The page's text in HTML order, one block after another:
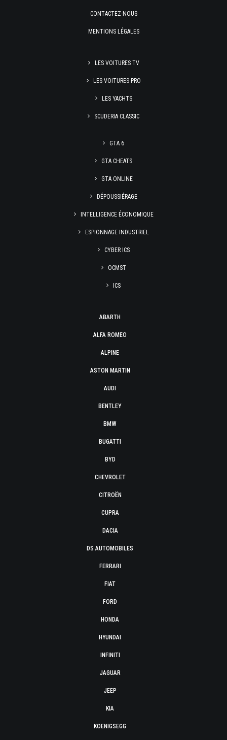
CONTACTEZ-NOUS
MENTIONS LÉGALES
LES VOITURES TV
LES VOITURES PRO
LES YACHTS
SCUDERIA CLASSIC
GTA 6
GTA CHEATS
GTA ONLINE
DÉPOUSSIÉRAGE
INTELLIGENCE ÉCONOMIQUE
ESPIONNAGE INDUSTRIEL
CYBER ICS
OCMST
ICS
ABARTH
ALFA ROMEO
ALPINE
ASTON MARTIN
AUDI
BENTLEY
BMW
BUGATTI
BYD
CHEVROLET
CITROËN
CUPRA
DACIA
DS AUTOMOBILES
FERRARI
FIAT
FORD
HONDA
HYUNDAI
INFINITI
JAGUAR
JEEP
KIA
KOENIGSEGG